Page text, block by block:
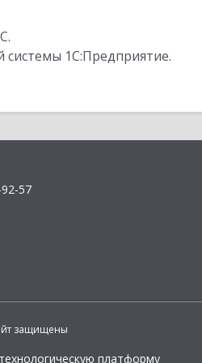
системы 1С:Предприятие.
57
защищены
платформу